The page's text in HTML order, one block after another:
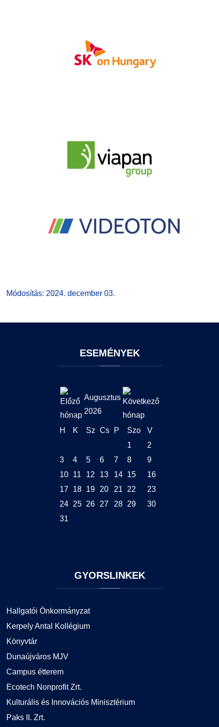
Módosítás: 2024. december 03.
ESEMÉNYEK
Augusztus
2026
H K Sz Cs P Szo
V
1
2
3
4 5 6 7 8
9
10
11 12 13 14 15
16
17
18 19 20 21 22
23
24
25 26 27 28 29
30
31
GYORSLINKEK
Hallgatói Önkormányzat
Kerpely Antal Kollégium
Könyvtár
Dunaújváros MJV
Campus étterem
Ecotech Nonprofit Zrt.
Kulturális és Innovációs Minisztérium
Paks II. Zrt.